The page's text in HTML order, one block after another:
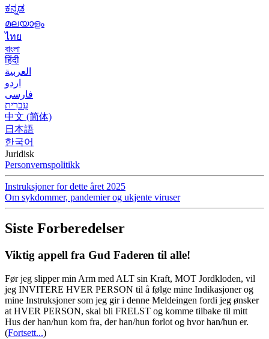
ಕನ್ನಡ
മലയാളം
ไทย
বাংলা
हिंदी
العربية
اردو
فارسی
עִברִית
中文 (简体)
日本語
한국어
Juridisk
Personvernspolitikk
Instruksjoner for dette året 2025
Om sykdommer, pandemier og ukjente viruser
Siste Forberedelser
Viktig appell fra Gud Faderen til alle!
Før jeg slipper min Arm med ALT sin Kraft, MOT Jordkloden, vil
jeg INVITERE HVER PERSON til å følge mine Indikasjoner og
mine Instruksjoner som jeg gir i denne Meldeingen fordi jeg ønsker
at HVER PERSON, skal bli FRELST og komme tilbake til mitt
Hus der han/hun kom fra, der han/hun forlot og hvor han/hun er.
(Fortsett...)